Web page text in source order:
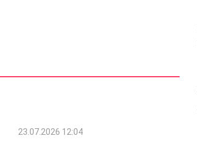
23.07.2026 12:04